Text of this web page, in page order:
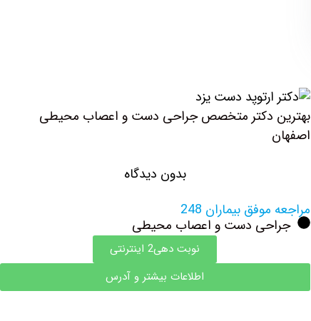
بهترین دکتر متخصص جراحی دست و اعصاب محیطی
اصفهان
بدون دیدگاه
مراجعه موفق بیماران 248
جراحی دست و اعصاب محیطی
نوبت دهی2 اینترنتی
اطلاعات بیشتر و آدرس